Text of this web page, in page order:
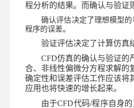
程分析的结果。而确认与验证
确认评估决定了理想模型
程序的误差。
验证评估决定了计算仿真
CFD仿真的确认与验证的
合、非线性偏微分方程求解的
确定性和误差评估工作应该将
应用也将快速的增长起来。
由于CFD代码/程序自身